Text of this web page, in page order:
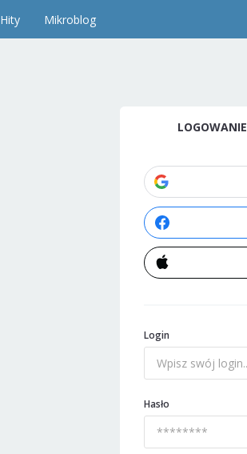
Hity Mikroblog
LOGOWANIE
Login
Hasło